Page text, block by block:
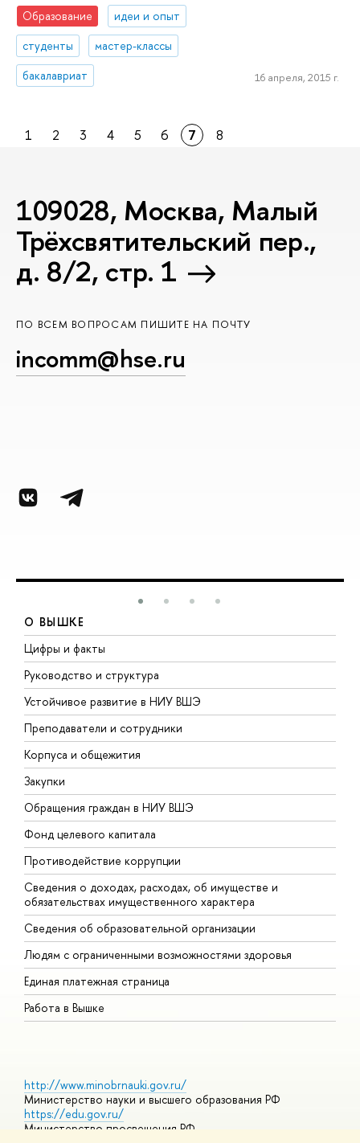
Образование
идеи и опыт
студенты
мастер-классы
бакалавриат
16 апреля, 2015 г.
1 2 3 4 5 6 7 8
109028, Москва, Малый
Трёхсвятительский пер.,
д. 8/2, стр. 1
ПО ВСЕМ ВОПРОСАМ ПИШИТЕ НА ПОЧТУ
incomm@hse.ru
О ВЫШКЕ
Цифры и факты
Руководство и структура
Устойчивое развитие в НИУ ВШЭ
Преподаватели и сотрудники
Корпуса и общежития
Закупки
Обращения граждан в НИУ ВШЭ
Фонд целевого капитала
Противодействие коррупции
Сведения о доходах, расходах, об имуществе и
обязательствах имущественного характера
Сведения об образовательной организации
Людям с ограниченными возможностями здоровья
Единая платежная страница
Работа в Вышке
http://www.minobrnauki.gov.ru/
Министерство науки и высшего образования РФ
https://edu.gov.ru/
Министерство просвещения РФ